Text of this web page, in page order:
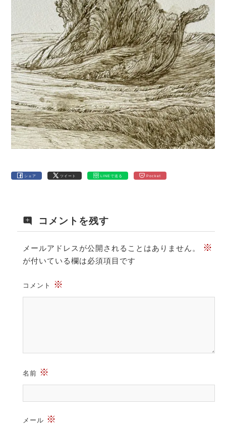
シェア ツイート LINEで送る Pocket
コメントを残す
メールアドレスが公開されることはありません。 ※
が付いている欄は必須項目です
コメント ※
名前 ※
メール ※